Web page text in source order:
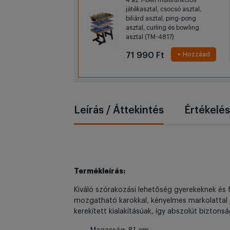
játékasztal, csocsó asztal,
biliárd asztal, ping-pong
asztal, curling és bowling
asztal (TM-4817)
71 990 Ft + Hozzáad
Leírás / Áttekintés
Termékleírás:
​Kiváló szórakozási lehetőség gyerekeknek
mozgatható karokkal, kényelmes
kerekített kialakításúak, így abszolút